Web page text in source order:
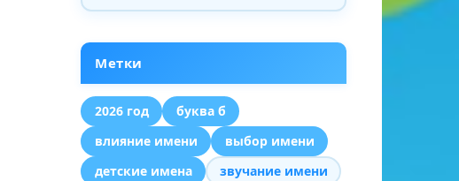
Метки
2026 год
буква б
влияние имени
выбор имени
детские имена
звучание имени